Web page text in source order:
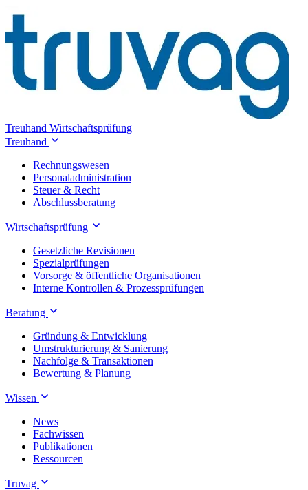
Treuhand Wirtschaftsprüfung
Treuhand
Rechnungswesen
Personaladministration
Steuer & Recht
Abschlussberatung
Wirtschaftsprüfung
Gesetzliche Revisionen
Spezialprüfungen
Vorsorge & öffentliche Organisationen
Interne Kontrollen & Prozessprüfungen
Beratung
Gründung & Entwicklung
Umstrukturierung & Sanierung
Nachfolge & Transaktionen
Bewertung & Planung
Wissen
News
Fachwissen
Publikationen
Ressourcen
Truvag